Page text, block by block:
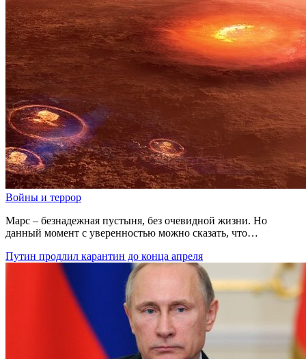
Войны и террор
Марс – безнадежная пустыня, без очевидной жизни. Но
данный момент с уверенностью можно сказать, что…
Путин продлил карантин до конца апреля